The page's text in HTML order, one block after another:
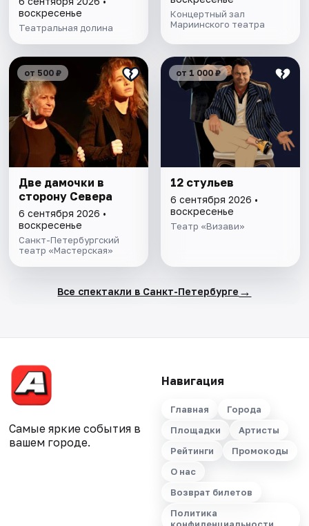
воскресенье
Театральная долина
Концертный зал
Мариинского театра
от 500 ₽
Две дамочки в
сторону Севера
6 сентября 2026 •
воскресенье
Санкт-Петербургский
театр «Мастерская»
от 1 000 ₽
12 стульев
6 сентября 2026 •
воскресенье
Театр «Визави»
Все спектакли в Санкт-Петербурге →
Самые яркие события в
вашем городе.
Навигация
Главная
Города
Площадки
Артисты
Рейтинги
Промокоды
О нас
Возврат билетов
Политика